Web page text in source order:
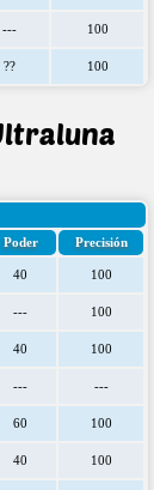
--- 100
?? 100
Poder Precisión
40 100
--- 100
40 100
--- ---
60 100
40 100